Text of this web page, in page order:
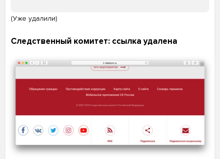
(Уже удалили)
Следственный комитет: ссылка удалена